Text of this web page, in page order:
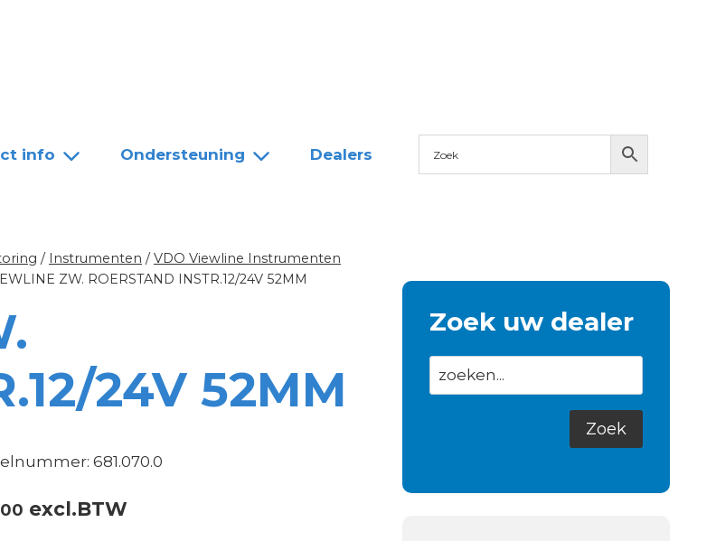
info Ondersteuning Dealers
/ Instrumenten / VDO Viewline Instrumenten
ZW. ROERSTAND INSTR.12/24V 52MM
24V 52MM
681.070.0
excl.BTW
Zoek uw dealer